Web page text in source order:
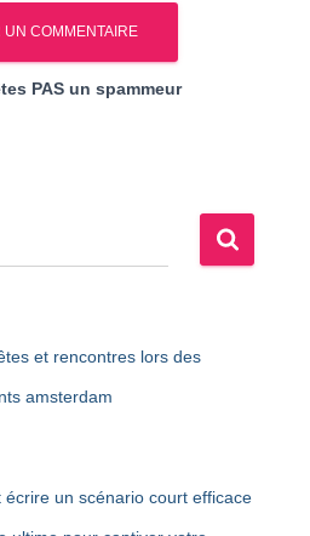
PAS un spammeur
et rencontres lors des
amsterdam
écrire un scénario court efficace